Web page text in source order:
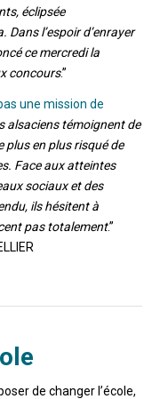
éclipsée
Dans l’espoir d’enrayer
ce mercredi la
concours.”
une mission de
alsaciens témoignent de
plus en plus risqué de
Face aux atteintes
sociaux et des
ils hésitent à
pas totalement.”
de changer l’école,